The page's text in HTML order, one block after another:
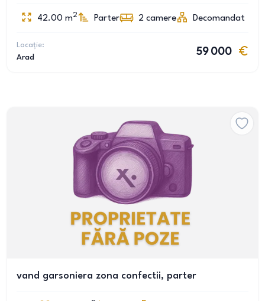
42.00 m2 Parter 2 camere Decomandat
Locație:
Arad
59 000
vand garsoniera zona confectii, parter